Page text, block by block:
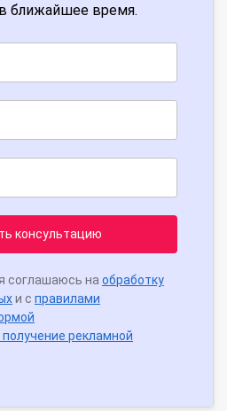
ближайшее время.
консультацию
соглашаюсь на обработку
и с правилами
рекламной